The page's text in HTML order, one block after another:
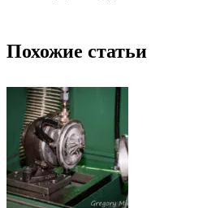
Похожие статьи